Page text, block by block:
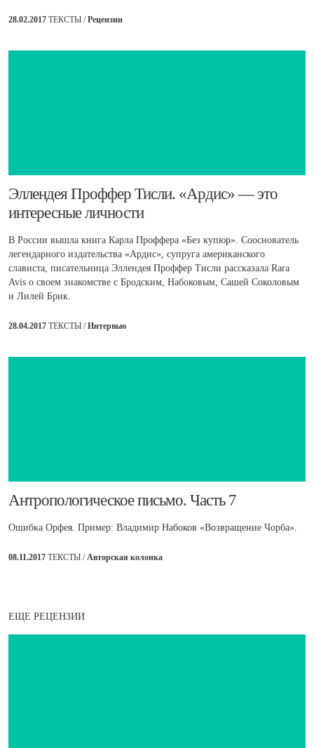
28.02.2017 ТЕКСТЫ /Рецензии
​Эллендея Проффер Тисли. «Ардис» — это
интересные личности
В России вышла книга Карла Проффера «Без купюр». Сооснователь
легендарного издательства «Ардис», супруга американского
слависта, писательница Эллендея Проффер Тисли рассказала Rara
Avis о своем знакомстве с Бродским, Набоковым, Сашей Соколовым
и Лилей Брик.
28.04.2017 ТЕКСТЫ /Интервью
​Антропологическое письмо. Часть 7
Ошибка Орфея. Пример: Владимир Набоков «Возвращение Чорба».
08.11.2017 ТЕКСТЫ / Авторская колонка
ЕЩЕ РЕЦЕНЗИИ